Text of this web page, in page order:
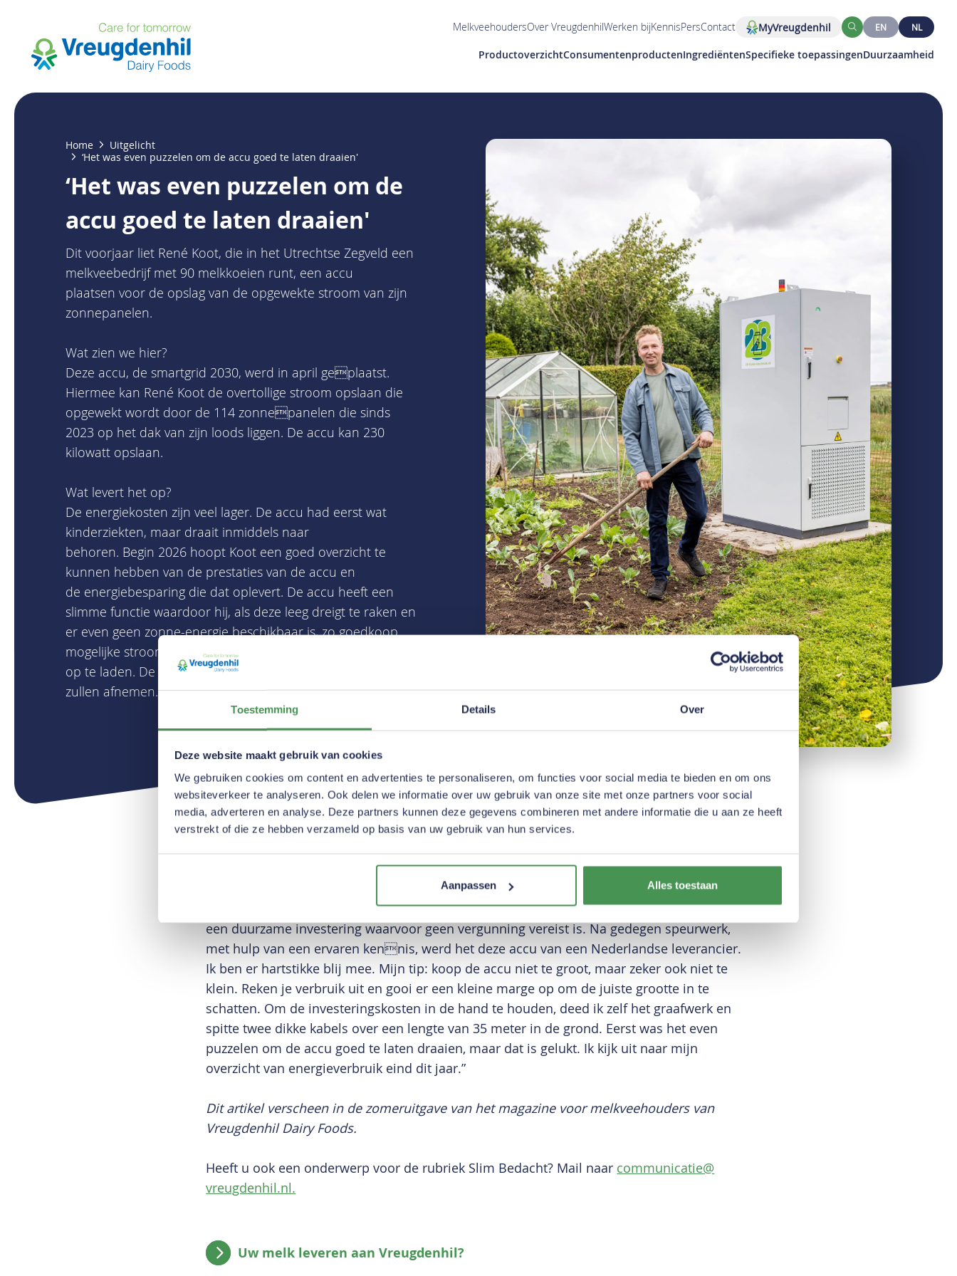
Toestemming Details Over
Deze website maakt gebruik van cookies
We gebruiken cookies om content en advertenties te personaliseren, om functies voor social media te bieden en om ons
websiteverkeer te analyseren. Ook delen we informatie over uw gebruik van onze site met onze partners voor social
media, adverteren en analyse. Deze partners kunnen deze gegevens combineren met andere informatie die u aan ze heeft
verstrekt of die ze hebben verzameld op basis van uw gebruik van hun services.
Aanpassen Alles toestaan
inhoud
Utilities
MelkveehoudersOver VreugdenhilWerken bijKennisPersContact MyVreugdenhil ZoekenEN NL
Main
ProductoverzichtConsumentenproductenIngrediëntenSpecifieke toepassingenDuurzaamheid
‘Het was even puzzelen om de
accu goed te laten draaien'
Dit voorjaar liet René Koot, die in het Utrechtse Zegveld een
melkveebedrijf met 90 melkkoeien runt, een accu
plaatsen voor de opslag van de opgewekte stroom van zijn
zonnepanelen.
Wat zien we hier?
Deze accu, de smartgrid 2030, werd in april geplaatst.
Hiermee kan René Koot de overtollige stroom opslaan die
opgewekt wordt door de 114 zonnepanelen die sinds
2023 op het dak van zijn loods liggen. De accu kan 230
kilowatt opslaan.
Wat levert het op?
De energiekosten zijn veel lager. De accu had eerst wat
kinderziekten, maar draait inmiddels naar
behoren. Begin 2026 hoopt Koot een goed overzicht te
kunnen hebben van de prestaties van de accu en
de energiebesparing die dat oplevert. De accu heeft een
slimme functie waardoor hij, als deze leeg dreigt te raken en
er even geen zonne-energie beschikbaar is, zo goedkoop
mogelijke stroom opzoekt (zoals ’s nachts) om
op te laden. De verwachting is dat de energiekosten flink
zullen afnemen.
Kruimelpad
Home
Uitgelicht
‘Het was even puzzelen om de accu goed te laten draaien'
Waarom deze slimme innovatie? Melkveehouder René Koot:
“Vanwege een onverwachtse bedrijfsovername kreeg ik recht op een subsidie. Om
belastingtechnische redenen moest ik wel haast maken met de investering. Ik koos voor
een duurzame investering waarvoor geen vergunning vereist is. Na gedegen speurwerk,
met hulp van een ervaren kennis, werd het deze accu van een Nederlandse leverancier.
Ik ben er hartstikke blij mee. Mijn tip: koop de accu niet te groot, maar zeker ook niet te
klein. Reken je verbruik uit en gooi er een kleine marge op om de juiste grootte in te
schatten. Om de investeringskosten in de hand te houden, deed ik zelf het graafwerk en
spitte twee dikke kabels over een lengte van 35 meter in de grond. Eerst was het even
puzzelen om de accu goed te laten draaien, maar dat is gelukt. Ik kijk uit naar mijn
overzicht van energieverbruik eind dit jaar.”
Dit artikel verscheen in de zomeruitgave van het magazine voor melkveehouders van
Vreugdenhil Dairy Foods.
Heeft u ook een onderwerp voor de rubriek Slim Bedacht? Mail naar communicatie@
vreugdenhil.nl.
Uw melk leveren aan Vreugdenhil?